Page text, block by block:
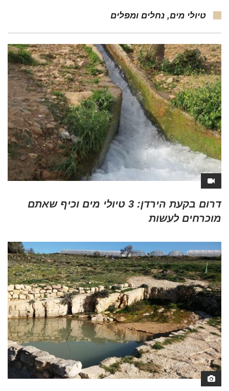
טיולי מים, נחלים ומפלים
דרום בקעת הירדן: 3 טיולי מים וכיף שאתם
מוכרחים לעשות